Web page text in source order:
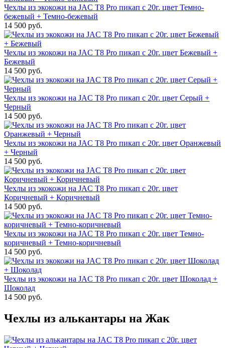
Чехлы из экокожи на JAC T8 Pro пикап с 20г. цвет Темно-
бежевый + Темно-бежевый
14 500 руб.
Чехлы из экокожи на JAC T8 Pro пикап с 20г. цвет Бежевый +
Бежевый
14 500 руб.
Чехлы из экокожи на JAC T8 Pro пикап с 20г. цвет Серый +
Черный
14 500 руб.
Чехлы из экокожи на JAC T8 Pro пикап с 20г. цвет Оранжевый
+ Черный
14 500 руб.
Чехлы из экокожи на JAC T8 Pro пикап с 20г. цвет
Коричневый + Коричневый
14 500 руб.
Чехлы из экокожи на JAC T8 Pro пикап с 20г. цвет Темно-
коричневый + Темно-коричневый
14 500 руб.
Чехлы из экокожи на JAC T8 Pro пикап с 20г. цвет Шоколад +
Шоколад
14 500 руб.
Чехлы из алькантары на Жак